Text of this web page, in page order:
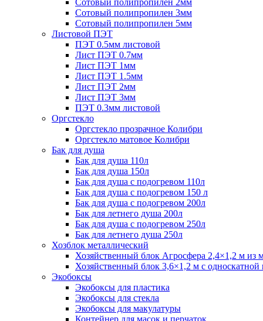
Сотовый полипропилен 2мм
Сотовый полипропилен 3мм
Сотовый полипропилен 5мм
Листовой ПЭТ
ПЭТ 0.5мм листовой
Лист ПЭТ 0.7мм
Лист ПЭТ 1мм
Лист ПЭТ 1.5мм
Лист ПЭТ 2мм
Лист ПЭТ 3мм
ПЭТ 0.3мм листовой
Оргстекло
Оргстекло прозрачное Колибри
Оргстекло матовое Колибри
Бак для душа
Бак для душа 110л
Бак для душа 150л
Бак для душа с подогревом 110л
Бак для душа с подогревом 150 л
Бак для душа с подогревом 200л
Бак для летнего душа 200л
Бак для душа с подогревом 250л
Бак для летнего душа 250л
Хозблок металлический
Хозяйственный блок Агросфера 2,4×1,2 м из
Хозяйственный блок 3,6×1,2 м с
Экобоксы
Экобоксы для пластика
Экобоксы для стекла
Экобоксы для макулатуры
Контейнер для масок и перчаток